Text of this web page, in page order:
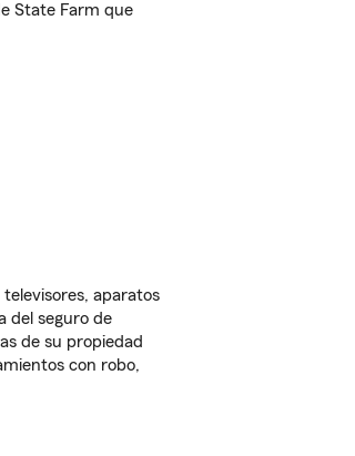
State Farm que
aparatos
del seguro de
de su propiedad
con robo,